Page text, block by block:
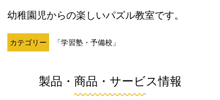
幼稚園児からの楽しいパズル教室です。
カテゴリー 「学習塾・予備校」
製品・商品・サービス情報